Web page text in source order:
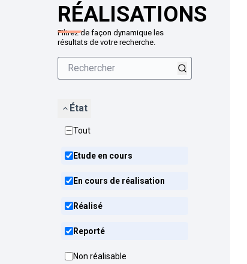
RÉALISATIONS
Filtrez de façon dynamique les
résultats de votre recherche.
État
Tout
Etude en cours
En cours de réalisation
Réalisé
Reporté
Non réalisable